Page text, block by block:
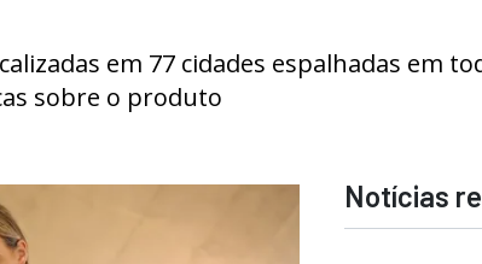
em 77 cidades espalhadas em
sobre o produto
Notícias